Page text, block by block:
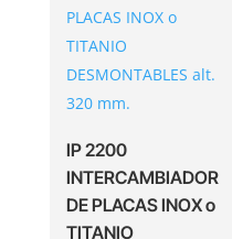
IP 2200
INTERCAMBIADOR
DE PLACAS INOX o
TITANIO